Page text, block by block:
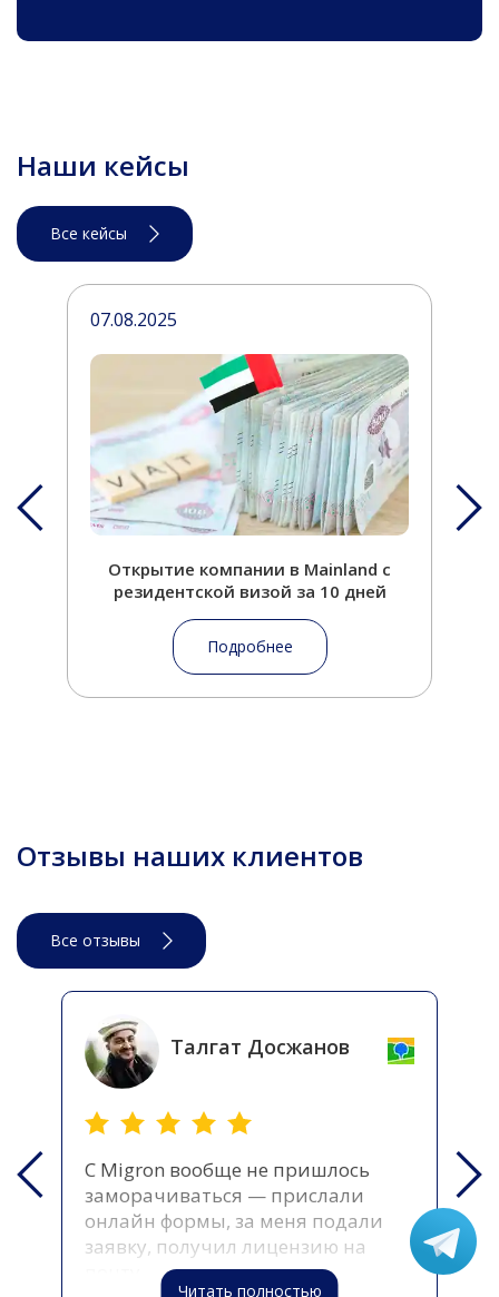
Наши кейсы
Все кейсы
07.08.2025
Открытие компании в Mainland с
резидентской визой за 10 дней
Подробнее
Отзывы наших клиентов
Все отзывы
Талгат Досжанов
С Migron вообще не пришлось
заморачиваться — прислали
онлайн формы, за меня подали
заявку, получил лицензию на
Читать полностью
по